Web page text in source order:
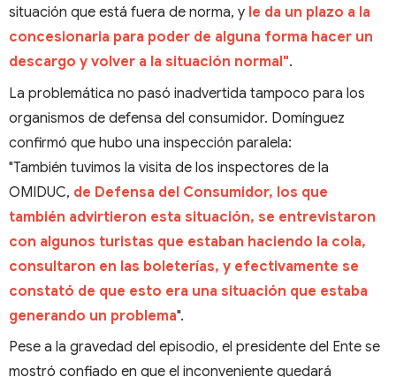
situación que está fuera de norma, y le da un plazo a la
concesionaria para poder de alguna forma hacer un
descargo y volver a la situación normal".
La problemática no pasó inadvertida tampoco para los
organismos de defensa del consumidor. Domínguez
confirmó que hubo una inspección paralela:
"También tuvimos la visita de los inspectores de la
OMIDUC, de Defensa del Consumidor, los que
también advirtieron esta situación, se entrevistaron
con algunos turistas que estaban haciendo la cola,
consultaron en las boleterías, y efectivamente se
constató de que esto era una situación que estaba
generando un problema".
Pese a la gravedad del episodio, el presidente del Ente se
mostró confiado en que el inconveniente quedará